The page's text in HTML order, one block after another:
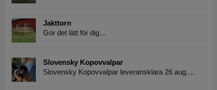
Jakttorn
Gör det lätt för dig…
Slovensky Kopovvalpar
Slovensky Kopovvalpar leveransklara 26 aug.…